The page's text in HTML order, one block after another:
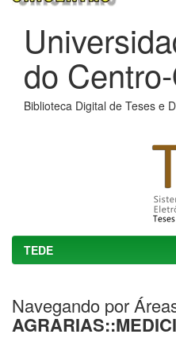
do
Biblioteca Digital de Teses e
TEDE
Navegando por